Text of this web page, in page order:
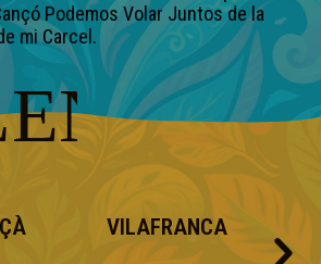
Podemos Volar Juntos de la
mi Carcel.
VILAFRANCA